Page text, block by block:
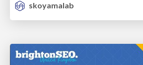
skoyamalab